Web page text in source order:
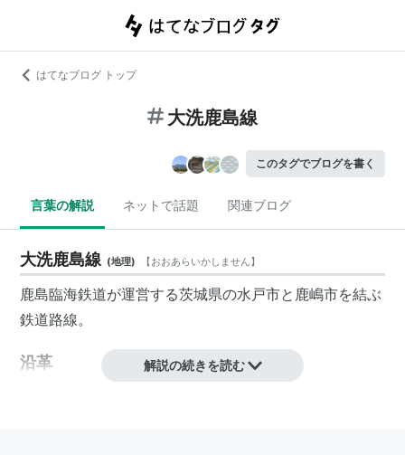
はてなブログ トップ
大洗鹿島線
このタグでブログを書く
言葉の解説 ネットで話題 関連ブログ
大洗鹿島線 (地理) 【おおあらいかしません】
鹿島臨海鉄道が運営する茨城県の水戸市と 鹿嶋市を結ぶ
鉄道路線。
沿革 解説の続きを読む